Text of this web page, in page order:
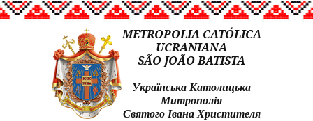
METROPOLIA CATÓLICA
UCRANIANA
SÃO JOÃO BATISTA
Українська Католицька
Митрополія
Святого Івана Христителя